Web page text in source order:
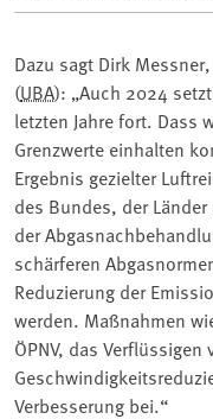
Dazu sagt Dirk
(UBA): „Auch 2024
letzten Jahre fort. Dass
Grenzwerte einhalten
Ergebnis gezielter
des Bundes, der
der
schärferen
Reduzierung der
werden. Maßnahmen
ÖPNV, das Verflüssigen
Verbesserung bei.“